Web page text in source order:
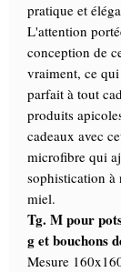
pratique et
L'attention
conception de
vraiment, ce
parfait à tout
produits
cadeaux avec
microfibre qui
sophistication
miel.
Tg. M pour
g et bouchons
Mesure